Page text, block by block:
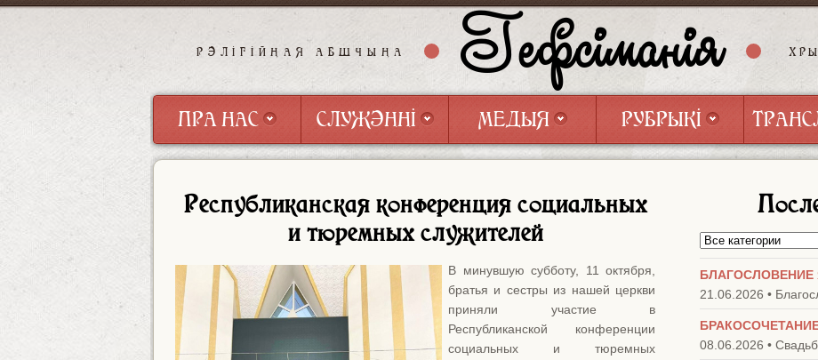
РЭЛІГІЙНАЯ АБШЧЫНА Гефсіманія
ПРА НАС
СЛУЖЭННІ
СЛУЖЭННІ
МЕДЫЯ
МЕДЫЯ
РУБРЫКІ
РУБРЫКІ
Республиканская конференция социальных
и тюремных служителей
В минувшую субботу, 11 октября,
братья и сестры из нашей церкви
приняли участие в
Республиканской конференции
социальных и тюремных
21.06.2026 •
08.06.2026 •